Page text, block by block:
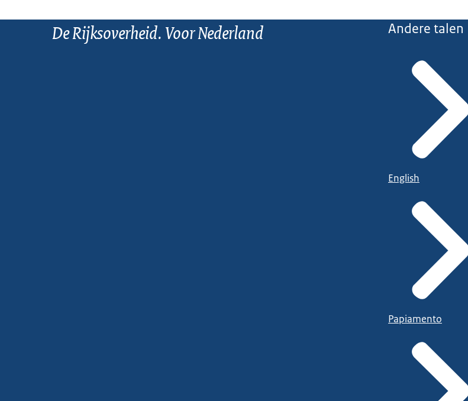
De Rijksoverheid. Voor Nederland Andere talen
English
Papiamento